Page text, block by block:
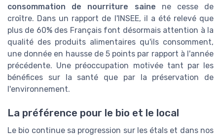
consommation de nourriture saine ne cesse de
croître. Dans un rapport de l'INSEE, il a été relevé que
plus de 60% des Français font désormais attention à la
qualité des produits alimentaires qu'ils consomment,
une donnée en hausse de 5 points par rapport à l'année
précédente. Une préoccupation motivée tant par les
bénéfices sur la santé que par la préservation de
l'environnement.
La préférence pour le bio et le local
Le bio continue sa progression sur les étals et dans nos